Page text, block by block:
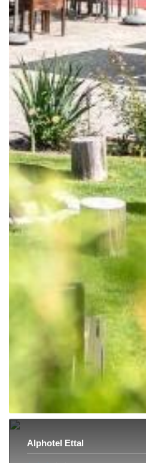
Alphotel Ettal